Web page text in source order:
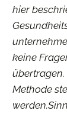
hier
keine
Methode